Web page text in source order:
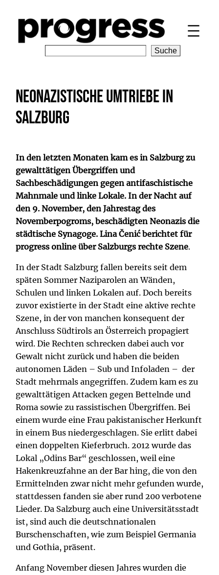
Inhalt
springen
c
h
Suche
Neonazistische Umtriebe in
Salzburg
In den letzten Monaten kam es in Salzburg zu
gewalttätigen Übergriffen und
Sachbeschädigungen gegen antifaschistische
Mahnmale und linke Lokale. In der Nacht auf
den 9. November, den Jahrestag des
Novemberpogroms, beschädigten Neonazis die
städtische Synagoge. Lina Čenić berichtet für
progress online über Salzburgs rechte Szene.
In der Stadt Salzburg fallen bereits seit dem
späten Sommer Naziparolen an Wänden,
Schulen und linken Lokalen auf. Doch bereits
zuvor existierte in der Stadt eine aktive rechte
Szene, in der von manchen konsequent der
Anschluss Südtirols an Österreich propagiert
wird. Die Rechten schrecken dabei auch vor
Gewalt nicht zurück und haben die beiden
autonomen Läden – Sub und Infoladen – der
Stadt mehrmals angegriffen. Zudem kam es zu
gewalttätigen Attacken gegen Bettelnde und
Roma sowie zu rassistischen Übergriffen. Bei
einem wurde eine Frau pakistanischer Herkunft
in einem Bus niedergeschlagen. Sie erlitt dabei
einen doppelten Kieferbruch. 2012 wurde das
Lokal „Odins Bar“ geschlossen, weil eine
Hakenkreuzfahne an der Bar hing, die von den
Ermittelnden zwar nicht mehr gefunden wurde,
stattdessen fanden sie aber rund 200 verbotene
Lieder. Da Salzburg auch eine Universitätsstadt
ist, sind auch die deutschnationalen
Burschenschaften, wie zum Beispiel Germania
und Gothia, präsent.
Anfang November diesen Jahres wurden die